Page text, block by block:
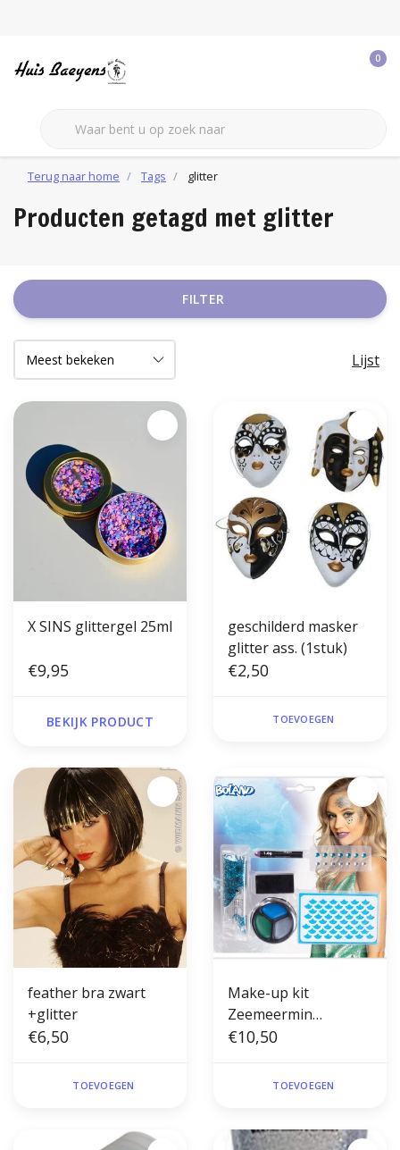
0
Terug naar home Tags glitter
Producten getagd met glitter
FILTER
Lijst
X SINS glittergel 25ml
€9,95
BEKIJK PRODUCT
geschilderd masker
glitter ass. (1stuk)
€2,50
TOEVOEGEN
feather bra zwart
+glitter
€6,50
TOEVOEGEN
Make-up kit
Zeemeermin
(sjabloon, stickervel
vetschmink, glittergel
€10,50
TOEVOEGEN